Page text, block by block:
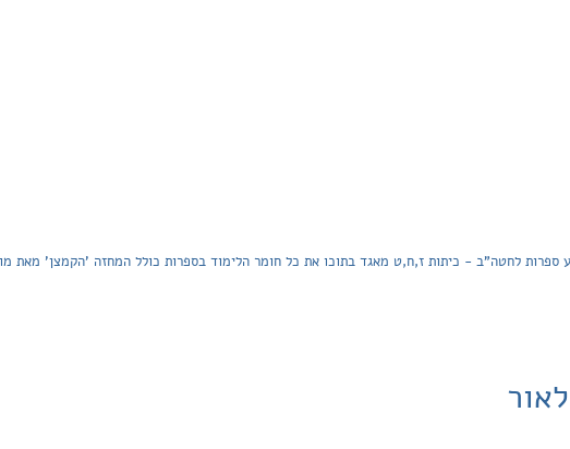
ספרות לחטה"ב - כיתות ז,ח,ט מאגד בתוכו את כל חומר הלימוד בספרות כולל המחזה 'הקמצן' מאת